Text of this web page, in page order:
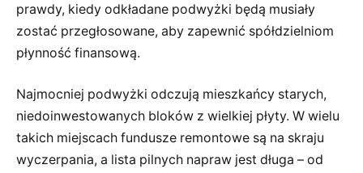
prawdy, kiedy odkładane podwyżki będą musiały
zostać przegłosowane, aby zapewnić spółdzielniom
płynność finansową.
Najmocniej podwyżki odczują mieszkańcy starych,
niedoinwestowanych bloków z wielkiej płyty. W wielu
takich miejscach fundusze remontowe są na skraju
wyczerpania, a lista pilnych napraw jest długa – od